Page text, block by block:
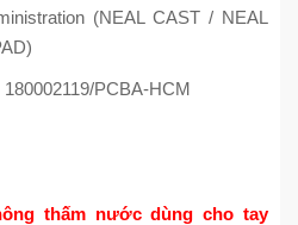
(NEAL CAST / NEAL
PCBA-HCM
thấm nước dùng cho tay